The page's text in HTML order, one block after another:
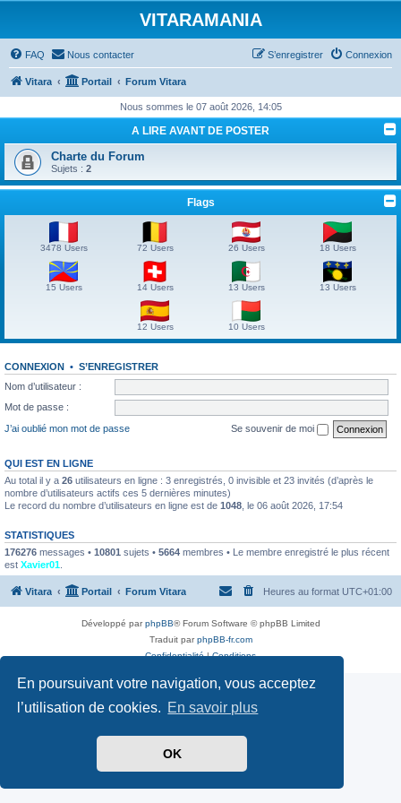
En poursuivant votre navigation, vous acceptez
l’utilisation de cookies. En savoir plus
OK
VITARAMANIA
FAQ Nous contacter Connexion
S’enregistrer
Vitara Portail Forum Vitara
Nous sommes le 07 août 2026, 14:05
A LIRE AVANT DE POSTER
Charte du Forum
Sujets : 2
Flags
3478 Users 72 Users 26 Users 18 Users
15 Users 14 Users 13 Users 13 Users
12 Users 10 Users
CONNEXION • S’ENREGISTRER
Nom d’utilisateur :
Mot de passe :
J’ai oublié mon mot de passe
Se souvenir de moi
QUI EST EN LIGNE
Au total il y a 26 utilisateurs en ligne : 3 enregistrés, 0 invisible et 23 invités (d’après le
nombre d’utilisateurs actifs ces 5 dernières minutes)
Le record du nombre d’utilisateurs en ligne est de 1048 , le 06 août 2026, 17:54
STATISTIQUES
176276 messages • 10801 sujets • 5664 membres • Le membre enregistré le plus récent
est Xavier01
Vitara Portail Forum Vitara Heures au format UTC+01:00
Développé parphpBB® Forum Software © phpBB Limited
Traduit parphpBB-fr.com
Confidentialité|Conditions